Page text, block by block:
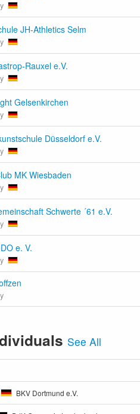
JH-Athletics Selm
Rauxel e.V.
Gelsenkirchen
Düsseldorf e.V.
MK Wiesbaden
Schwerte ´61 e.V.
e. V.
See All
BKV Dortmund e.V.